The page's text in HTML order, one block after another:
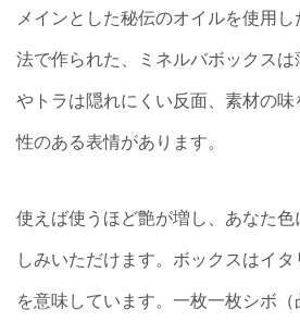
メインとした秘伝のオイルを使用
法で作られた、ミネルバボックス
やトラは隠れにくい反面、素材の味
性のある表情があります。
使えば使うほど艶が増し、あなた
しみいただけます。ボックスはイ
を意味しています。一枚一枚シボ（